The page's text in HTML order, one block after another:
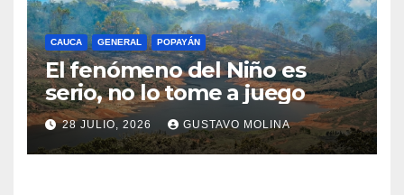
CAUCA GENERAL POPAYÁN
El fenómeno del Niño es
serio, no lo tome a juego
28 JULIO, 2026 GUSTAVO MOLINA